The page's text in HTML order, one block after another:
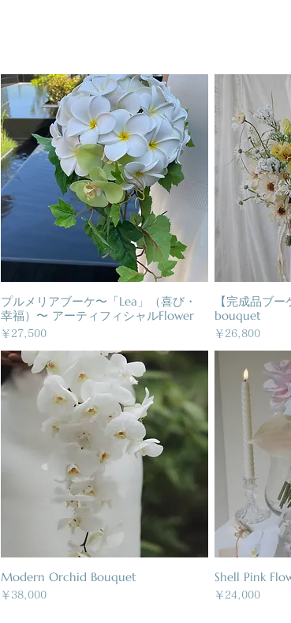
クイックビュー
プルメリアブーケ〜「Lea」（喜び・
幸福）〜 アーティフィシャルFlower
価格
￥27,500
【完成品ブ
bouquet
価格
￥26,800
クイックビュー
Modern Orchid Bouquet
価格
￥38,000
Shell Pink
価格
￥24,000